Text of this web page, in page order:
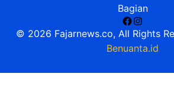
Bagian
Facebook
© 2026 Fajarnews.co, All Rights
Benuanta.id